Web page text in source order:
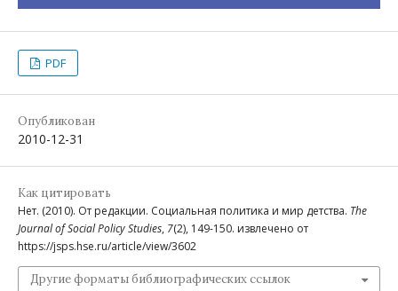
PDF
Опубликован
2010-12-31
Как цитировать
Нет. (2010). От редакции. Социальная политика и мир детства. The
Journal of Social Policy Studies, 7(2), 149-150. извлечено от
https://jsps.hse.ru/article/view/3602
Другие форматы библиографических ссылок